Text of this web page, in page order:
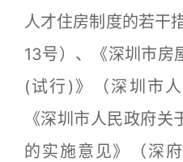
人才住房制度的若干
13号）、《深圳市房
(试行)》（深圳市
《深圳市人民政府
的实施意见》（深